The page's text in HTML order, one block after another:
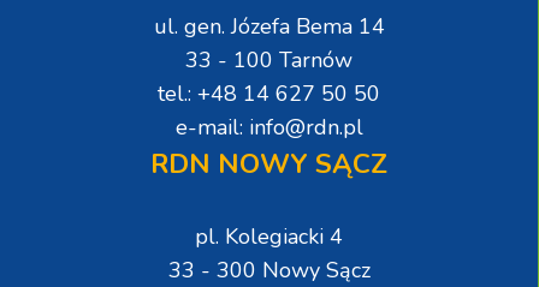
ul. gen. Józefa Bema 14
33 - 100 Tarnów
tel.: +48 14 627 50 50
e-mail: info@rdn.pl
RDN NOWY SĄCZ
pl. Kolegiacki 4
33 - 300 Nowy Sącz